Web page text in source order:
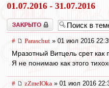
01.07.2016 - 31.07.2016
Закрыто
# Paraschut » 01 июл 2016
Мразотный Витцель срет как
Я не понимаю как этого
# zZmeIOka » 01 июл 2016